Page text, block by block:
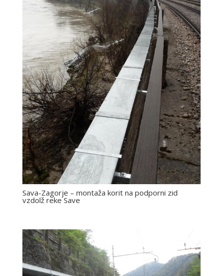
Sava-Zagorje – montaža korit na podporni zid
vzdolž reke Save